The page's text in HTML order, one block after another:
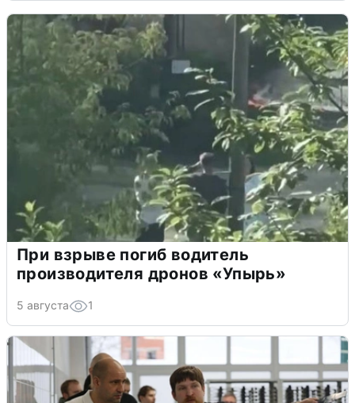
При взрыве погиб водитель
производителя дронов «Упырь»
5 августа 1